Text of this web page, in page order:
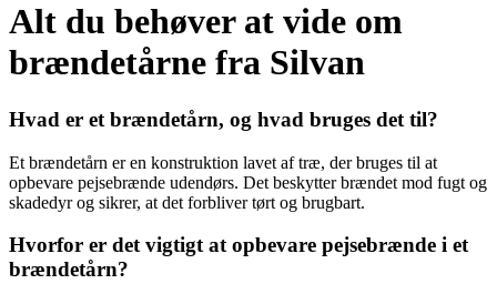
Alt du behøver at vide om
brændetårne fra Silvan
Hvad er et brændetårn, og hvad bruges det til?
Et brændetårn er en konstruktion lavet af træ, der bruges til at
opbevare pejsebrænde udendørs. Det beskytter brændet mod fugt og
skadedyr og sikrer, at det forbliver tørt og brugbart.
Hvorfor er det vigtigt at opbevare pejsebrænde i et
brændetårn?